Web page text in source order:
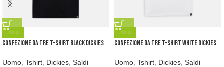
-30%
Confezione da tre t-shirt black Dickies
Uomo, Tshirt, Dickies, Saldi
-30%
Confezione da tre t-shirt white Dickies
Uomo, Tshirt, Dickies, Saldi